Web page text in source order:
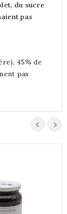
du sucre
pas
45% de
pas